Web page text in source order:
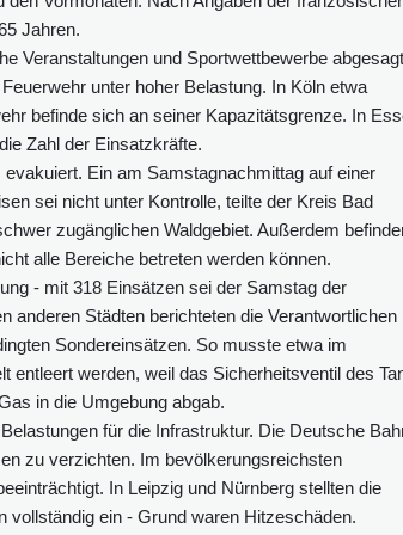
Jahren.
Veranstaltungen und Sportwettbewerbe
unter hoher Belastung. In Köln etwa
befinde sich an seiner Kapazitätsgrenze. In
Zahl der Einsatzkräfte.
Ein am Samstagnachmittag auf einer
sei nicht unter Kontrolle, teilte der Kreis Bad
zugänglichen Waldgebiet. Außerdem
alle Bereiche betreten werden können.
- mit 318 Einsätzen sei der Samstag der
anderen Städten berichteten die Verantwortlichen
Sondereinsätzen. So musste etwa im
entleert werden, weil das Sicherheitsventil des
in die Umgebung abgab.
für die Infrastruktur. Die Deutsche
zu verzichten. Im bevölkerungsreichsten
In Leipzig und Nürnberg stellten die
vollständig ein - Grund waren Hitzeschäden.